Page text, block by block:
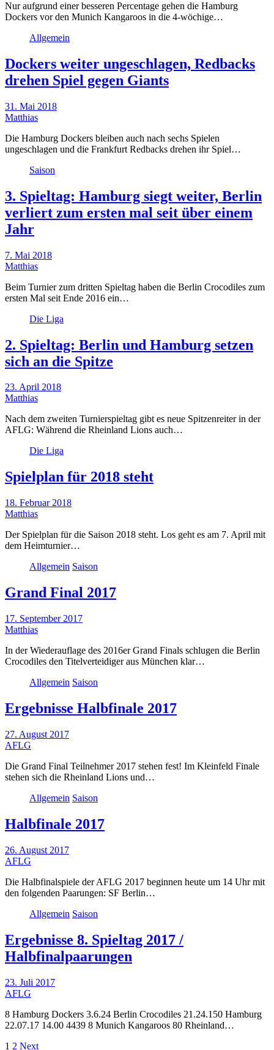
Nur aufgrund einer besseren Percentage gehen die Hamburg
Dockers vor den Munich Kangaroos in die 4-wöchige…
Allgemein
Dockers weiter ungeschlagen, Redbacks
drehen Spiel gegen Giants
31. Mai 2018
Matthias
Die Hamburg Dockers bleiben auch nach sechs Spielen
ungeschlagen und die Frankfurt Redbacks drehen ihr Spiel…
Saison
3. Spieltag: Hamburg siegt weiter, Berlin
verliert zum ersten mal seit über einem
Jahr
7. Mai 2018
Matthias
Beim Turnier zum dritten Spieltag haben die Berlin Crocodiles zum
ersten Mal seit Ende 2016 ein…
Die Liga
2. Spieltag: Berlin und Hamburg setzen
sich an die Spitze
23. April 2018
Matthias
Nach dem zweiten Turnierspieltag gibt es neue Spitzenreiter in der
AFLG: Während die Rheinland Lions auch…
Die Liga
Spielplan für 2018 steht
18. Februar 2018
Matthias
Der Spielplan für die Saison 2018 steht. Los geht es am 7. April mit
dem Heimturnier…
Allgemein Saison
Grand Final 2017
17. September 2017
Matthias
In der Wiederauflage des 2016er Grand Finals schlugen die Berlin
Crocodiles den Titelverteidiger aus München klar…
Allgemein Saison
Ergebnisse Halbfinale 2017
27. August 2017
AFLG
Die Grand Final Teilnehmer 2017 stehen fest! Im Kleinfeld Finale
stehen sich die Rheinland Lions und…
Allgemein Saison
Halbfinale 2017
26. August 2017
AFLG
Die Halbfinalspiele der AFLG 2017 beginnen heute um 14 Uhr mit
den folgenden Paarungen: SF Berlin…
Allgemein Saison
Ergebnisse 8. Spieltag 2017 /
Halbfinalpaarungen
23. Juli 2017
AFLG
8 Hamburg Dockers 3.6.24 Berlin Crocodiles 21.24.150 Hamburg
22.07.17 14.00 4439 8 Munich Kangaroos 80 Rheinland…
1 2 Next